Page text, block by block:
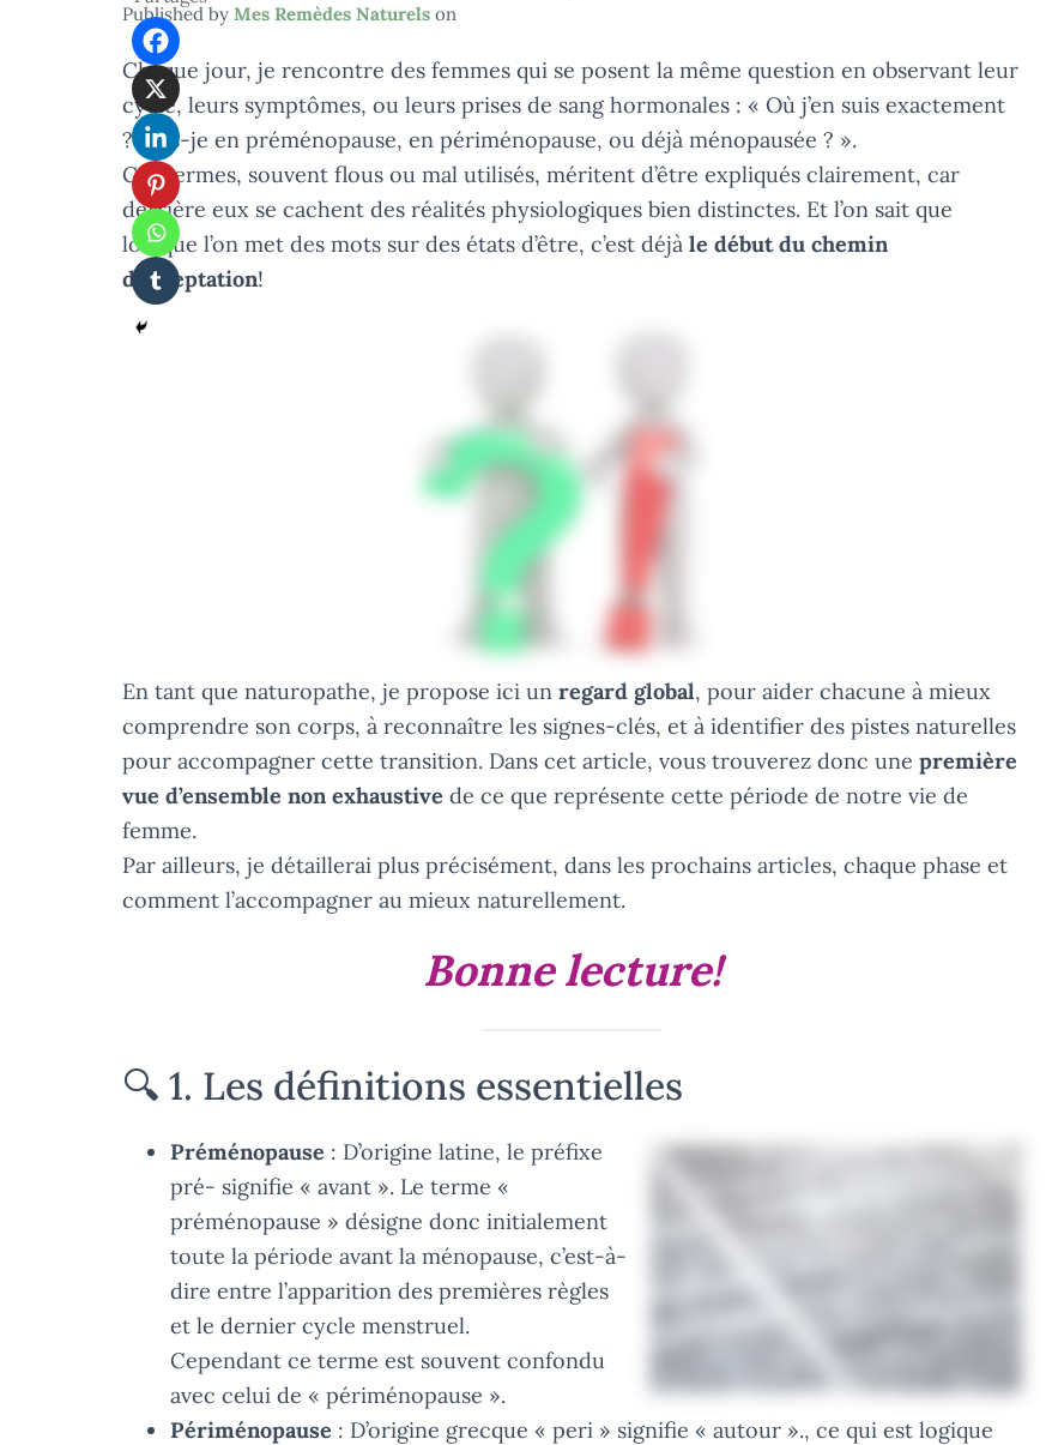
Published by Mes Remèdes Naturels on
Chaque jour, je rencontre des femmes qui se posent la même question en observant leur
cycle, leurs symptômes, ou leurs prises de sang hormonales : « Où j’en suis exactement
? Suis-je en préménopause, en périménopause, ou déjà ménopausée ? ».
Ces termes, souvent flous ou mal utilisés, méritent d’être expliqués clairement, car
derrière eux se cachent des réalités physiologiques bien distinctes. Et l’on sait que
lorsque l’on met des mots sur des états d’être, c’est déjà le début du chemin
d’acceptation!
En tant que naturopathe, je propose ici un regard global, pour aider chacune à mieux
comprendre son corps, à reconnaître les signes-clés, et à identifier des pistes naturelles
pour accompagner cette transition. Dans cet article, vous trouverez donc une première
vue d’ensemble non exhaustive de ce que représente cette période de notre vie de
femme.
Par ailleurs, je détaillerai plus précisément, dans les prochains articles, chaque phase et
comment l’accompagner au mieux naturellement.
Bonne lecture!
🔍 1. Les définitions essentielles
Préménopause : D’origine latine, le préfixe
pré- signifie « avant ». Le terme «
préménopause » désigne donc initialement
toute la période avant la ménopause, c’est-à-
dire entre l’apparition des premières règles
et le dernier cycle menstruel.
Cependant ce terme est souvent confondu
avec celui de « périménopause ».
Périménopause : D’origine grecque « peri » signifie « autour »., ce qui est logique